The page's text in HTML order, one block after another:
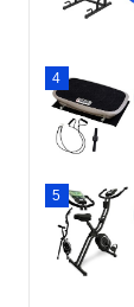
4
5